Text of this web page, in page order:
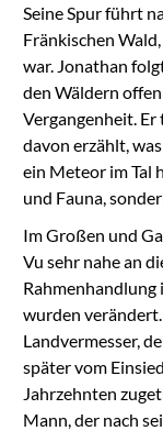
Seine Spur führt
Fränkischen
war. Jonathan
den Wäldern
Vergangenheit.
davon erzählt,
ein Meteor im Tal
und Fauna,
Im Großen und
Vu sehr nahe an
Rahmenhandlung
wurden
Landvermesser,
später vom
Jahrzehnten
Mann, der nach